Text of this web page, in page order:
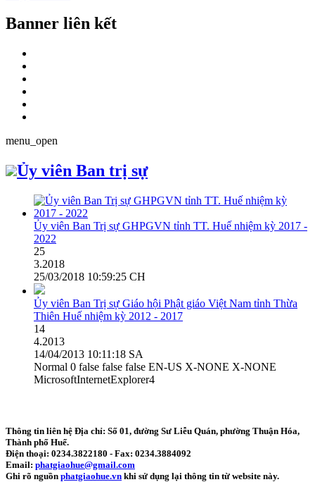
Banner liên kết
menu_open
Ủy viên Ban trị sự
Ủy viên Ban Trị sự GHPGVN tỉnh TT. Huế nhiệm kỳ 2017 -
2022
25
3.2018
25/03/2018 10:59:25 CH
Ủy viên Ban Trị sự Giáo hội Phật giáo Việt Nam tỉnh Thừa
Thiên Huế nhiệm kỳ 2012 - 2017
14
4.2013
14/04/2013 10:11:18 SA
Normal 0 false false false EN-US X-NONE X-NONE
MicrosoftInternetExplorer4
Thông tin liên hệ Địa chỉ: Số 01, đường Sư Liễu Quán, phường Thuận Hóa,
Thành phố Huế.
Điện thoại: 0234.3822180 - Fax: 0234.3884092
Email: phatgiaohue@gmail.com
Ghi rõ nguồn phatgiaohue.vn khi sử dụng lại thông tin từ website này.